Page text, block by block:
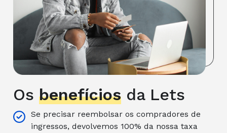
Os benefícios da Lets
Se precisar reembolsar os compradores de
ingressos, devolvemos 100% da nossa taxa